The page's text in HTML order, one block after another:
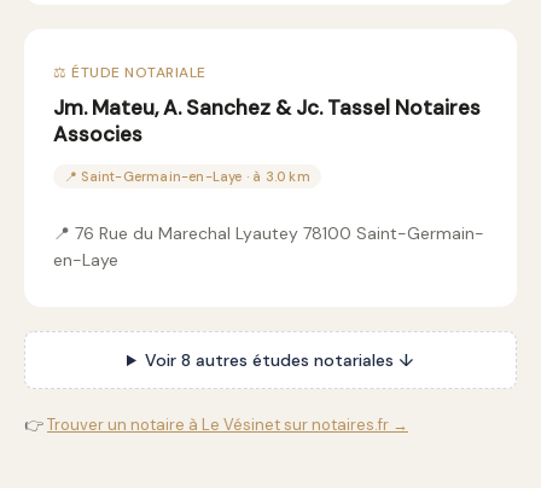
⚖️ ÉTUDE NOTARIALE
Jm. Mateu, A. Sanchez & Jc. Tassel Notaires
Associes
📍 Saint-Germain-en-Laye · à 3.0 km
📍 76 Rue du Marechal Lyautey 78100 Saint-Germain-
en-Laye
Voir 8 autres études notariales ↓
👉Trouver un notaire à Le Vésinet sur notaires.fr →